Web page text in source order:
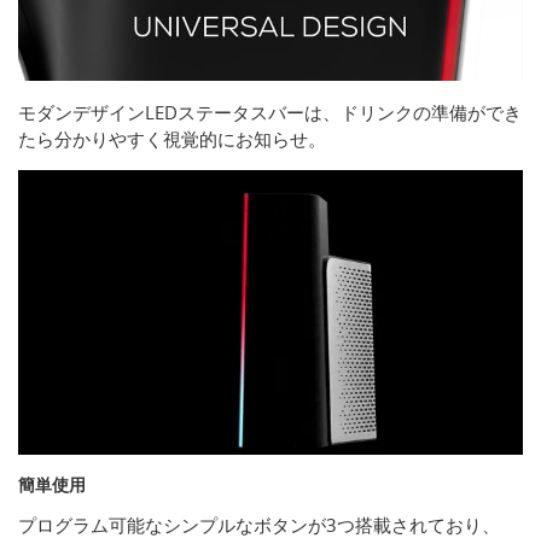
モダンデザインLEDステータスバーは、ドリンクの準備ができ
たら分かりやすく視覚的にお知らせ。
簡単使用
プログラム可能なシンプルなボタンが3つ搭載されており、